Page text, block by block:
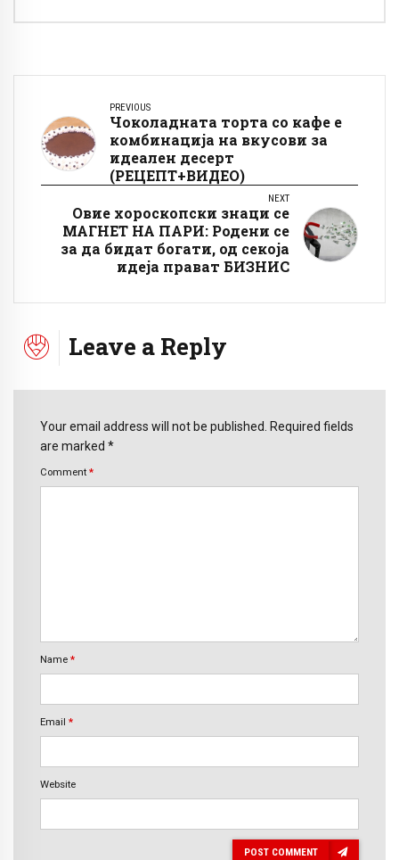
PREVIOUS
Чоколадната торта со кафе е
комбинација на вкусови за
идеален десерт
(РЕЦЕПТ+ВИДЕО)
NEXT
Овие хороскопски знаци се
МАГНЕТ НА ПАРИ: Родени се
за да бидат богати, од секоја
идеја прават БИЗНИС
Leave a Reply
Your email address will not be published. Required fields
are marked *
Comment *
Name *
Email *
Website
POST COMMENT